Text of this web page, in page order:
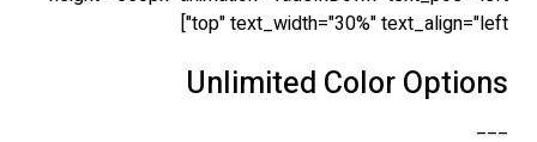
top" text_width="30%" text_align="left"]
Unlimited Color Options
___